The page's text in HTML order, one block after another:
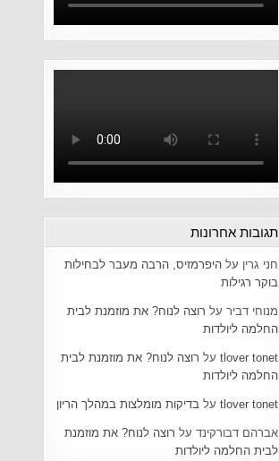
תגובות אחרונות
חני גרין על היפרמזיס, הרבה מעבר לבחילות
בוקר רגילות
מנוחי דבירעל רוצה לנוח? את מוזמנת לבית
החלמה ליולדות
tlover tonetעל רוצה לנוח? את מוזמנת לבית
החלמה ליולדות
tlover tonetעל בדיקות מומלצות במהלך הריון
אברהם דבורקינדעל רוצה לנוח? את מוזמנת
לבית החלמה ליולדות